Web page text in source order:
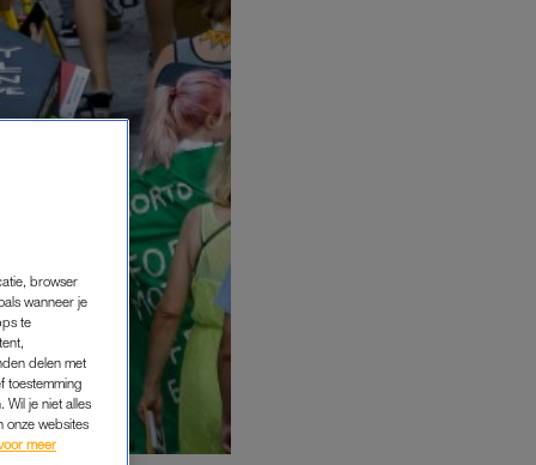
browser
wanneer je
te
delen met
toestemming
Wil je niet alles
onze websites
meer